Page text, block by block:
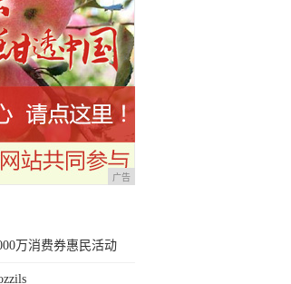
广告
万消费券惠民活动